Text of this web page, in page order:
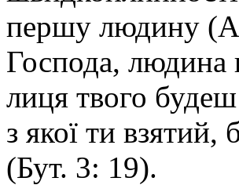
першу людину
Господа, людина
лиця твого
з якої ти
(Бут. 3: 19).